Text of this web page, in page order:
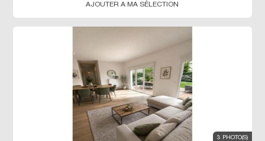
AJOUTER A MA SÉLECTION
3 PHOTO(S)